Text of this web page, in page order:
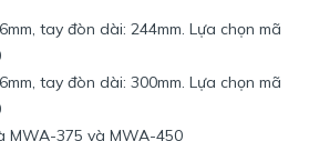
tay đòn dài: 244mm. Lựa chọn mã
tay đòn dài: 300mm. Lựa chọn mã
MWA-375 và MWA-450